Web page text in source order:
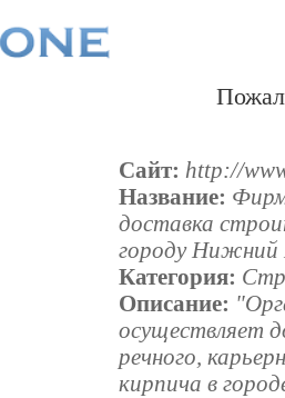
Сайт: http://
Название:
доставка
городу Нижний
Категория:
Описание:
осуществляет
речного,
кирпича в